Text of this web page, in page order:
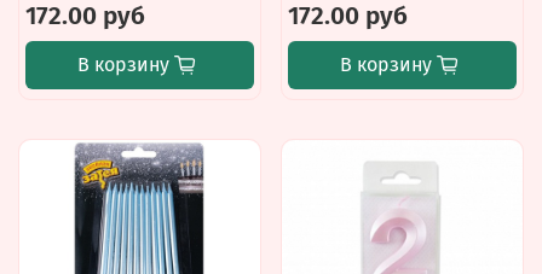
172.00 руб
В корзину
172.00 руб
В корзину